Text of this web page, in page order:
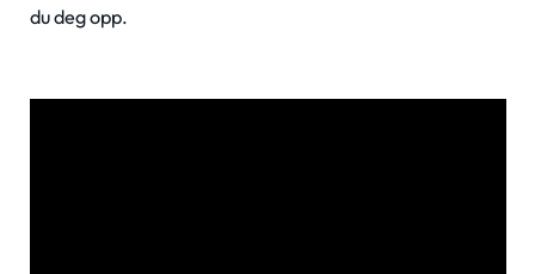
du deg opp.